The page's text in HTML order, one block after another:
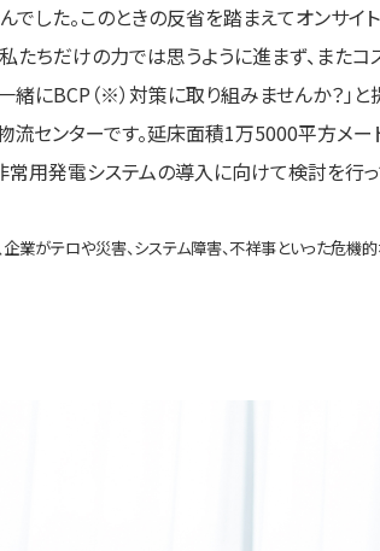
でした。このときの反省を踏まえてオンサ
たちだけの力では思うように進まず、また
緒にBCP（※）対策に取り組みませんか？
流センターです。延床面積1万5000平方メ
常用発電システムの導入に向けて検討を行っ
企業がテロや災害、システム障害、不祥事といった危